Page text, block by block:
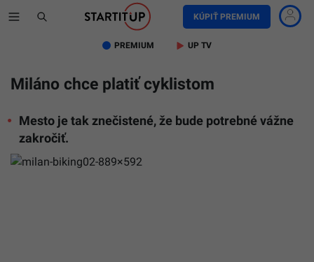
KÚPIŤ PREMIUM
PREMIUM UP TV
Miláno chce platiť cyklistom
Mesto je tak znečistené, že bude potrebné vážne
zakročiť.